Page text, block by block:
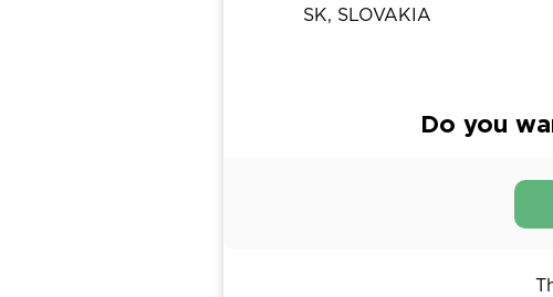
SK, SLOVAKIA
Do you